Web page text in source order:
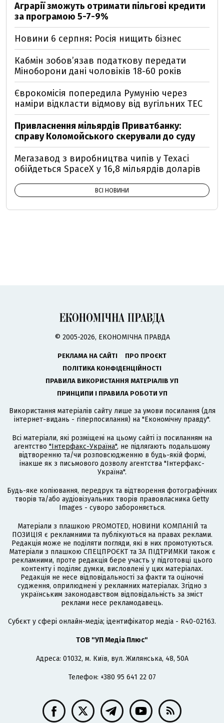
Аграрії зможуть отримати пільгові кредити
за програмою 5-7-9%
Новини 6 серпня: Росія нищить бізнес
Кабмін зобовʼязав податкову передати
Міноборони дані чоловіків 18-60 років
Єврокомісія попередила Румунію через
наміри відкласти відмову від вугільних ТЕС
Привласнення мільярдів Приватбанку:
справу Коломойського скерували до суду
Мегазавод з виробництва чипів у Техасі
обійдеться SpaceX у 16,8 мільярдів доларів
ВСІ НОВИНИ
© 2005-2026, ЕКОНОМІЧНА ПРАВДА
РЕКЛАМА НА САЙТІ
ПРО ПРОЄКТ
ПОЛІТИКА КОНФІДЕНЦІЙНОСТІ
ПРАВИЛА ВИКОРИСТАННЯ МАТЕРІАЛІВ УП
ПРИНЦИПИ І ПРАВИЛА РОБОТИ УП
Використання матеріалів сайту лише за умови посилання (для
інтернет-видань - гіперпосилання) на "Економічну правду".
Всі матеріали, які розміщені на цьому сайті із посиланням на
агентство "Інтерфакс-Україна", не підлягають подальшому
відтворенню та/чи розповсюдженню в будь-якій формі,
інакше як з письмового дозволу агентства "Інтерфакс-
Україна".
Будь-яке копіювання, передрук та відтворення фотографічних
творів та/або аудіовізуальних творів правовласника Getty
Images - суворо забороняється.
Матеріали з плашкою PROMOTED, НОВИНИ КОМПАНІЙ та
ПОЗИЦІЯ є рекламними та публікуються на правах реклами.
Редакція може не поділяти погляди, які в них промотуються.
Матеріали з плашкою СПЕЦПРОЄКТ та ЗА ПІДТРИМКИ також є
рекламними, проте редакція бере участь у підготовці цього
контенту і поділяє думки, висловлені у цих матеріалах.
Редакція не несе відповідальності за факти та оціночні
судження, оприлюднені у рекламних матеріалах. Згідно з
українським законодавством відповідальність за зміст
реклами несе рекламодавець.
Cубєкт у сфері онлайн-медіа; ідентифікатор медіа - R40-02163.
ТОВ "УП Медіа Плюс"
Адреса: 01032, м. Київ, вул. Жилянська, 48, 50А
Телефон: +380 95 641 22 07